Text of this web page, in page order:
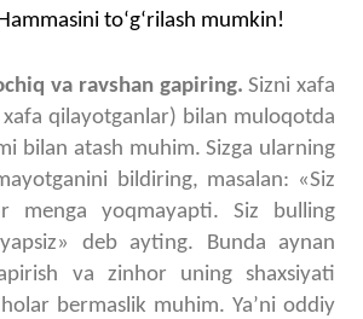
toʻgʻrilash mumkin!
va ravshan gapiring. Sizni xafa
qilayotganlar) bilan muloqotda
bilan atash muhim. Sizga ularning
bildiring, masalan: «Siz
menga yoqmayapti. Siz bulling
deb ayting. Bunda aynan
va zinhor uning shaxsiyati
bermaslik muhim. Yaʼni oddiy